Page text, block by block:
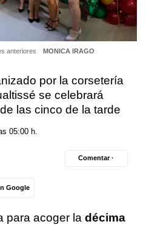
anteriores MONICA IRAGO
por la corsetería
se celebrará
las cinco de la tarde
05:00 h.
Google
Comentar ·
para acoger la décima